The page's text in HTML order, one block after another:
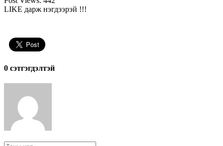
LIKE дарж нэгдээрэй !!!
0 cэтгэгдэлтэй